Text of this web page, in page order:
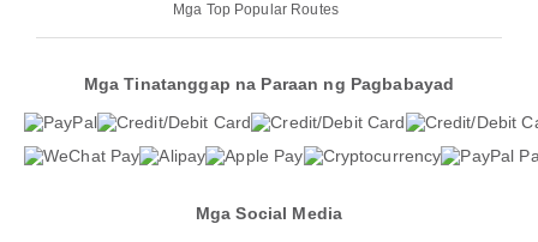
Mga Top Popular Routes
Mga Tinatanggap na Paraan ng Pagbabayad
Mga Social Media